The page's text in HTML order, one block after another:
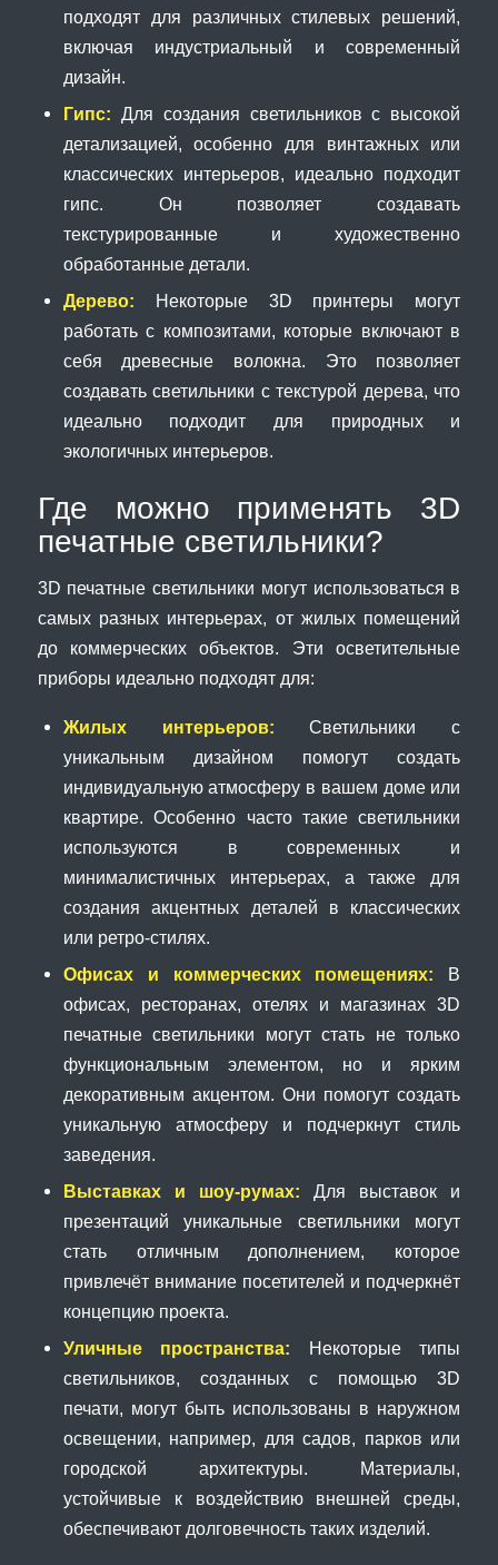
подходят для различных стилевых решений,
включая индустриальный и современный
дизайн.
Гипс: Для создания светильников с высокой
детализацией, особенно для винтажных или
классических интерьеров, идеально подходит
гипс. Он позволяет создавать
текстурированные и художественно
обработанные детали.
Дерево: Некоторые 3D принтеры могут
работать с композитами, которые включают в
себя древесные волокна. Это позволяет
создавать светильники с текстурой дерева, что
идеально подходит для природных и
экологичных интерьеров.
Где можно применять 3D
печатные светильники?
3D печатные светильники могут использоваться в
самых разных интерьерах, от жилых помещений
до коммерческих объектов. Эти осветительные
приборы идеально подходят для:
Жилых интерьеров: Светильники с
уникальным дизайном помогут создать
индивидуальную атмосферу в вашем доме или
квартире. Особенно часто такие светильники
используются в современных и
минималистичных интерьерах, а также для
создания акцентных деталей в классических
или ретро-стилях.
Офисах и коммерческих помещениях: В
офисах, ресторанах, отелях и магазинах 3D
печатные светильники могут стать не только
функциональным элементом, но и ярким
декоративным акцентом. Они помогут создать
уникальную атмосферу и подчеркнут стиль
заведения.
Выставках и шоу-румах: Для выставок и
презентаций уникальные светильники могут
стать отличным дополнением, которое
привлечёт внимание посетителей и подчеркнёт
концепцию проекта.
Уличные пространства: Некоторые типы
светильников, созданных с помощью 3D
печати, могут быть использованы в наружном
освещении, например, для садов, парков или
городской архитектуры. Материалы,
устойчивые к воздействию внешней среды,
обеспечивают долговечность таких изделий.